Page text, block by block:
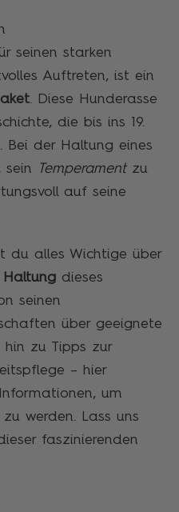
seinen starken
Auftreten, ist ein
. Diese Hunderasse
die bis ins 19.
Bei der Haltung eines
sein
Temperamentzu
auf seine
du alles Wichtige über
Haltung dieses
seinen
über geeignete
hin zu Tipps zur
– hier
um
werden. Lass uns
faszinierenden